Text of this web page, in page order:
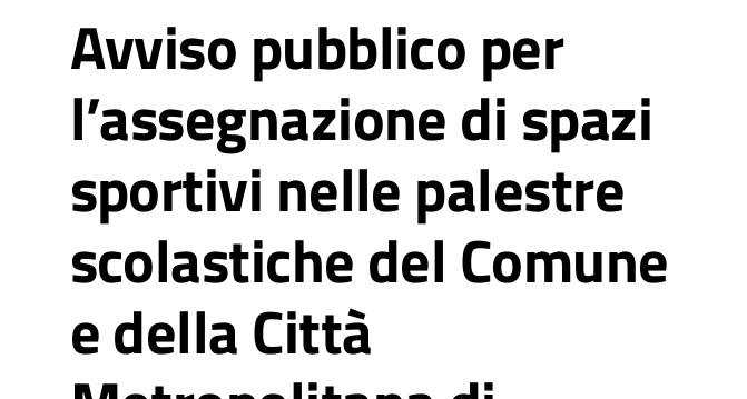
Avviso pubblico per
l’assegnazione di spazi
sportivi nelle palestre
scolastiche del Comune
e della Città